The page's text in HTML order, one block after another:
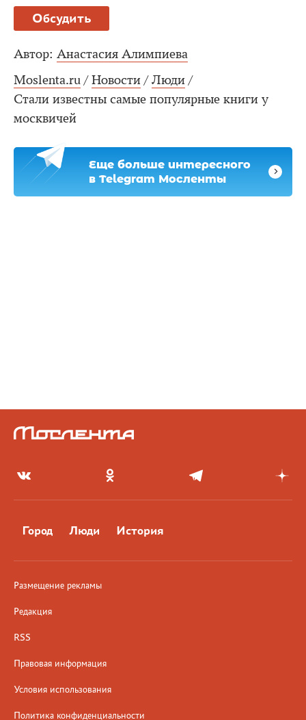
Обсудить
Автор: Анастасия Алимпиева
Moslenta.ru / Новости / Люди /
Стали известны самые популярные книги у
москвичей
Еще больше интересного
в Telegram Мосленты
Город Люди История
Размещение рекламы
Редакция
RSS
Правовая информация
Условия использования
Политика конфиденциальности